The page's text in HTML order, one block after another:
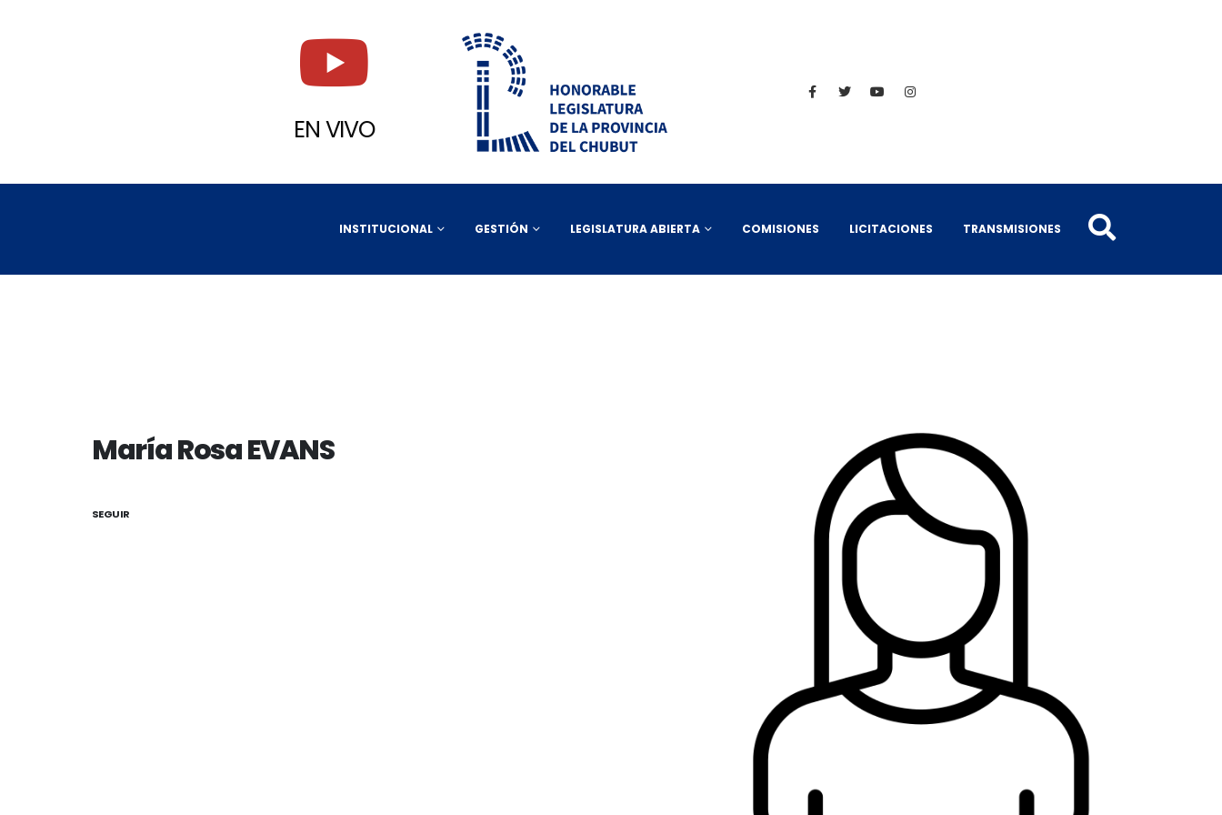
EN VIVO
INSTITUCIONAL GESTIÓN LEGISLATURA ABIERTA COMISIONES LICITACIONES TRANSMISIONES
María Rosa EVANS
SEGUIR